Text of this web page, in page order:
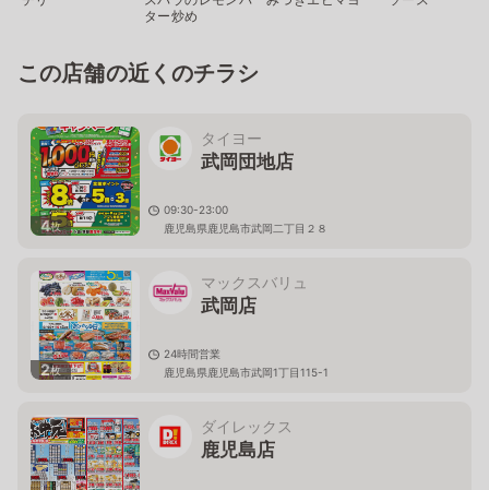
ター炒め
この店舗の近くのチラシ
4枚
タイヨー
武岡団地店
09:30-23:00
鹿児島県鹿児島市武岡二丁目２８
2枚
マックスバリュ
武岡店
24時間営業
鹿児島県鹿児島市武岡1丁目115-1
ダイレックス
鹿児島店